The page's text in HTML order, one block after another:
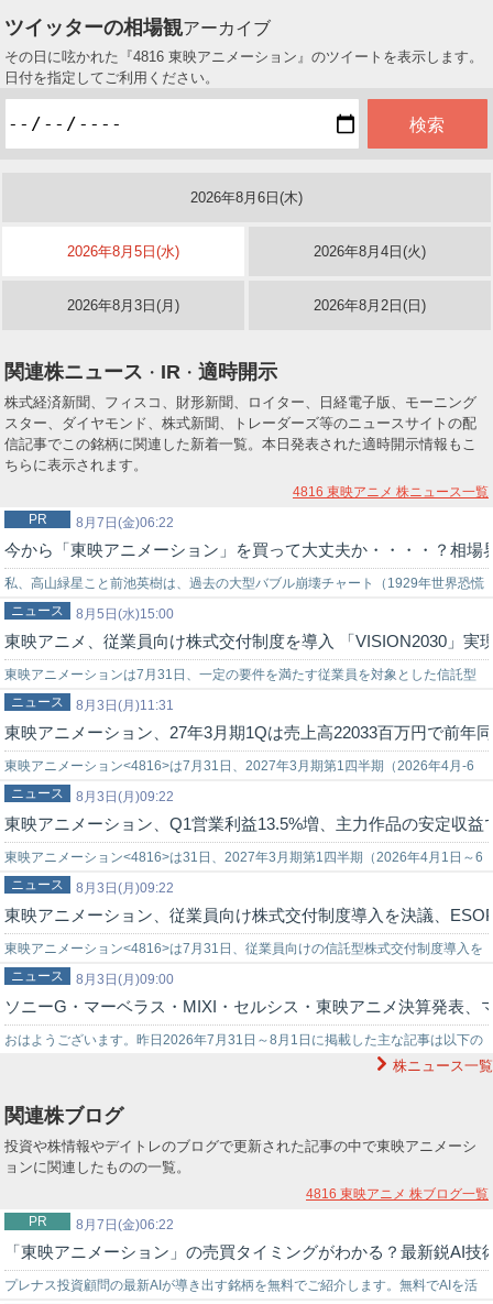
ツイッターの相場観アーカイブ
その日に呟かれた『4816 東映アニメーション』のツイートを表示します。
日付を指定してご利用ください。
2026年8月6日(木)
2026年8月5日(水) 2026年8月4日(火)
2026年8月3日(月) 2026年8月2日(日)
関連株ニュース ・ IR ・ 適時開示
株式経済新聞、フィスコ、財形新聞、ロイター、日経電子版、モーニング
スター、ダイヤモンド、株式新聞、トレーダーズ等のニュースサイトの配
信記事でこの銘柄に関連した新着一覧。本日発表された適時開示情報もこ
ちらに表示されます。
4816 東映アニメ 株ニュース一覧
8月7日(金)06:22
PR
今から「東映アニメーション」を買って大丈夫か・・・・？相場
私、高山緑星こと前池英樹は、過去の大型バブル崩壊チャート（1929年世界恐慌
時のNYダウ暴落チャート…
8月5日(水)15:00
ニュース
東映アニメ、従業員向け株式交付制度を導入 「VISION2030」実
東映アニメーションは7月31日、一定の要件を満たす従業員を対象とした信託型
株式交付制度(ESOP)を導入すると発表した。2026年7月31日開催の取…
8月3日(月)11:31
ニュース
東映アニメーション、27年3月期1Qは売上高22033百万円で前年
東映アニメーション<4816>は7月31日、2027年3月期第1四半期（2026年4月-6
月）決算を発表した。売上高は22033百万円で、前年同期（…
8月3日(月)09:22
ニュース
東映アニメーション、Q1営業利益13.5%増、主力作品の安定収益
東映アニメーション<4816>は31日、2027年3月期第1四半期（2026年4月1日～6
月30日）の連結業績を発表した。第1四半期は、「ワンピース…
8月3日(月)09:22
ニュース
東映アニメーション、従業員向け株式交付制度導入を決議、
東映アニメーション<4816>は7月31日、従業員向けの信託型株式交付制度導入を
決議したと発表した。同制度は、中期経営計画VISION2030の実現…
8月3日(月)09:00
ニュース
ソニーG・マーベラス・MIXI・セルシス・東映アニメ決算発表、
おはようございます。昨日2026年7月31日～8月1日に掲載した主な記事は以下の
とおりです。【決算情報】ソニー、映画『MICHAEL』効果でマイケル…株ニュース一覧
関連株ブログ
投資や株情報やデイトレのブログで更新された記事の中で東映アニメーシ
ョンに関連したものの一覧。
4816 東映アニメ 株ブログ一覧
8月7日(金)06:22
PR
「東映アニメーション」の売買タイミングがわかる？最新鋭AI
プレナス投資顧問の最新AIが導き出す銘柄を無料でご紹介します。無料でAIを活